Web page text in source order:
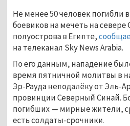
Не менее 50 человек погибли
боевиков на мечеть на севере
полуострова в Египте,
на телеканал Sky News Arabia.
По его данным, нападение
время пятничной молитвы в
Эр-Рауда неподалёку от Эль-
провинции Северный Синай.
погибших — мирные жители,
есть солдаты-срочники.